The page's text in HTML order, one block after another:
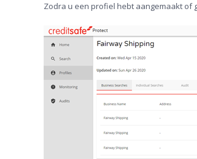
Zodra u een profiel hebt aangemaakt of